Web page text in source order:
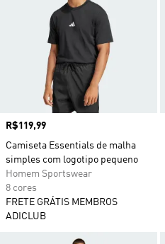
Preço
R$119,99
Camiseta Essentials de malha
simples com logotipo pequeno
Homem Sportswear
8 cores
FRETE GRÁTIS MEMBROS
ADICLUB